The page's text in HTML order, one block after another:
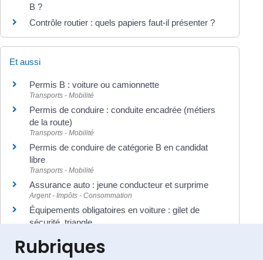
B ?
Contrôle routier : quels papiers faut-il présenter ?
Et aussi
Permis B : voiture ou camionnette
Transports - Mobilité
Permis de conduire : conduite encadrée (métiers
de la route)
Transports - Mobilité
Permis de conduire de catégorie B en candidat
libre
Transports - Mobilité
Assurance auto : jeune conducteur et surprime
Argent - Impôts - Consommation
Équipements obligatoires en voiture : gilet de
sécurité, triangle...
Rubriques